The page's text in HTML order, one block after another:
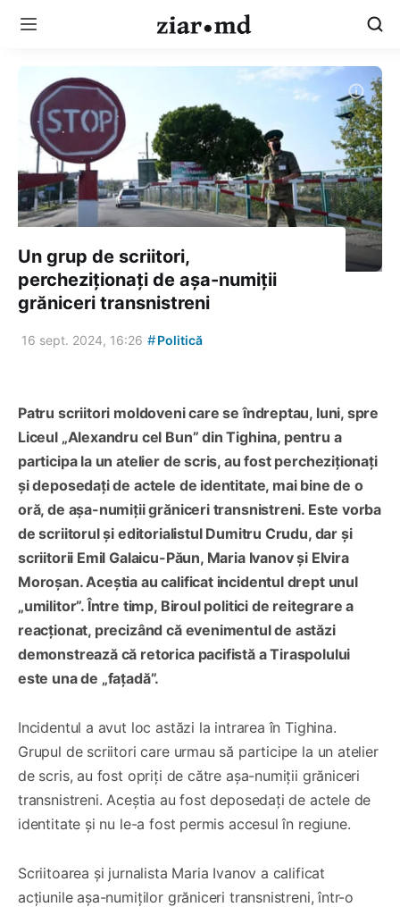
Un grup de scriitori,
percheziționați de așa-numiții
grăniceri transnistreni
16 sept. 2024, 16:26 #Politică
Patru scriitori moldoveni care se îndreptau, luni, spre
Liceul „Alexandru cel Bun” din Tighina, pentru a
participa la un atelier de scris, au fost percheziționați
și deposedați de actele de identitate, mai bine de o
oră, de așa-numiții grăniceri transnistreni. Este vorba
de scriitorul și editorialistul Dumitru Crudu, dar și
scriitorii Emil Galaicu-Păun, Maria Ivanov și Elvira
Moroșan. Aceștia au calificat incidentul drept unul
„umilitor”. Între timp, Biroul politici de reitegrare a
reacționat, precizând că evenimentul de astăzi
demonstrează că retorica pacifistă a Tiraspolului
este una de „fațadă”.
Incidentul a avut loc astăzi la intrarea în Tighina.
Grupul de scriitori care urmau să participe la un atelier
de scris, au fost opriți de către așa-numiții grăniceri
transnistreni. Aceștia au fost deposedați de actele de
identitate și nu le-a fost permis accesul în regiune.
Scriitoarea și jurnalista Maria Ivanov a calificat
acțiunile așa-numiților grăniceri transnistreni, într-o